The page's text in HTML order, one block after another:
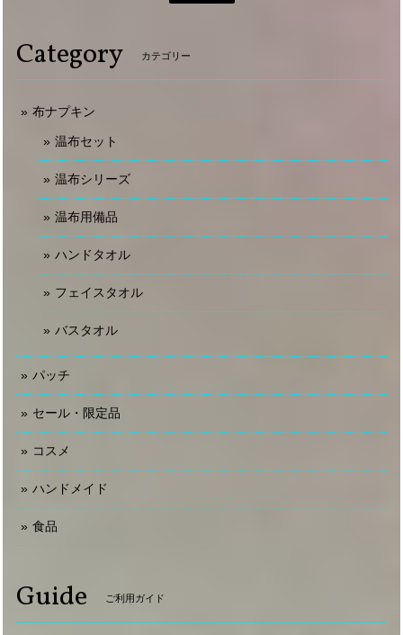
Category カテゴリー
布ナプキン
温布セット
温布シリーズ
温布用備品
ハンドタオル
フェイスタオル
バスタオル
パッチ
セール・限定品
コスメ
ハンドメイド
食品
Guide ご利用ガイド